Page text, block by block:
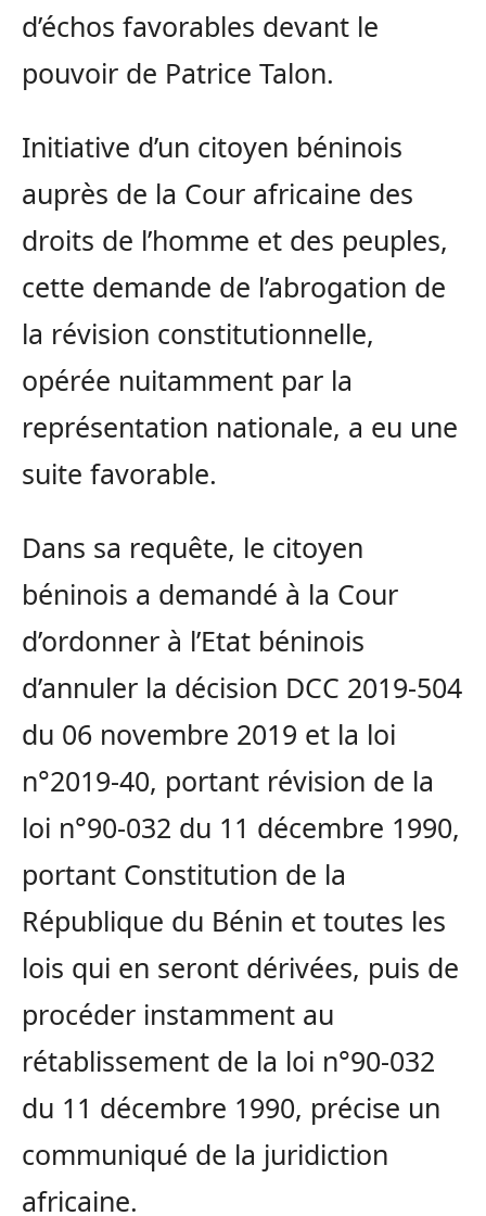
d’échos favorables devant le
pouvoir de Patrice Talon.
Initiative d’un citoyen béninois
auprès de la Cour africaine des
droits de l’homme et des peuples,
cette demande de l’abrogation de
la révision constitutionnelle,
opérée nuitamment par la
représentation nationale, a eu une
suite favorable.
Dans sa requête, le citoyen
béninois a demandé à la Cour
d’ordonner à l’Etat béninois
d’annuler la décision DCC 2019-504
du 06 novembre 2019 et la loi
n°2019-40, portant révision de la
loi n°90-032 du 11 décembre 1990,
portant Constitution de la
République du Bénin et toutes les
lois qui en seront dérivées, puis de
procéder instamment au
rétablissement de la loi n°90-032
du 11 décembre 1990, précise un
communiqué de la juridiction
africaine.